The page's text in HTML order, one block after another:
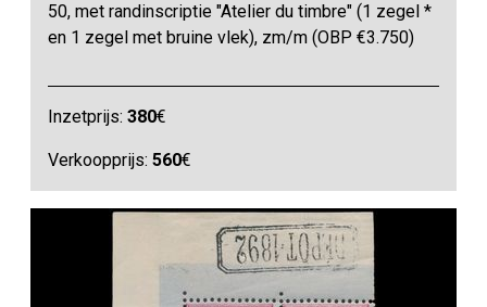
50, met randinscriptie "Atelier du timbre" (1 zegel *
en 1 zegel met bruine vlek), zm/m (OBP €3.750)
Inzetprijs:380€
Verkoopprijs:560€